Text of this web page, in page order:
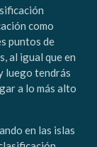
como
puntos de
al igual que en
luego tendrás
a lo más alto
en las islas